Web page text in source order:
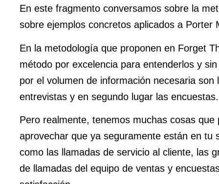
En este fragmento conversamos sobre la
sobre ejemplos concretos aplicados a Porter
En la metodología que proponen en Forget
método por excelencia para entenderlos y
por el volumen de información necesaria son
entrevistas y en segundo lugar las encuestas.
Pero realmente, tenemos muchas cosas que
aprovechar que ya seguramente están en tu
como las llamadas de servicio al cliente, las
de llamadas del equipo de ventas y